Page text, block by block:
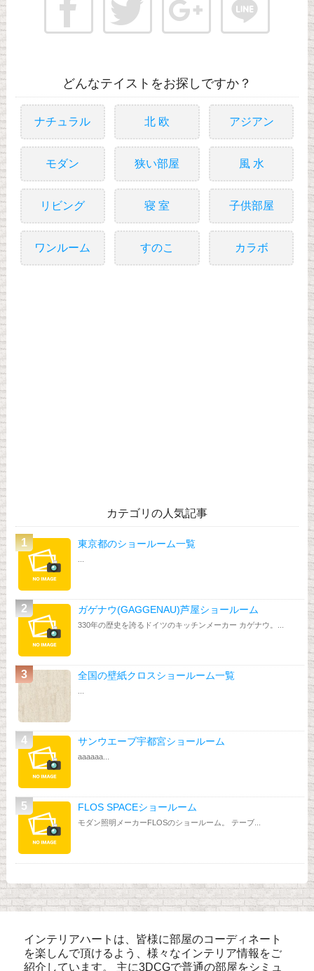
どんなテイストをお探しですか？
ナチュラル 北 欧 アジアン
モダン 狭い部屋 風 水
リビング 寝 室 子供部屋
ワンルーム すのこ カラボ
カテゴリの人気記事
東京都のショールーム一覧
ガゲナウ(GAGGENAU)芦屋ショールーム
330年の歴史を誇るドイツのキッチンメーカー カゲナウ。...
全国の壁紙クロスショールーム一覧
サンウエーブ宇都宮ショールーム
aaaaaa...
FLOS SPACEショールーム
モダン照明メーカーFLOSのショールーム。 テーブ...
インテリアハートは、皆様に部屋のコーディネート
を楽しんで頂けるよう、様々なインテリア情報をご
紹介しています。 主に3DCGで普通の部屋をシミュ